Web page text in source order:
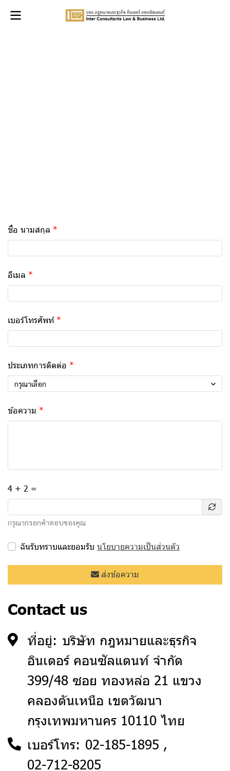
ชื่อ นามสกุล
อีเมล
เบอร์โทรศัพท์
ประเภทการติดต่อ
กรุณาเลือก
ข้อความ
4 + 2 =
กรุณากรอกคำตอบของคุณ
ฉันรับทราบและยอมรับ นโยบายความเป็นส่วนตัว
ส่งข้อความ
Contact us
ที่อยู่: บริษัท กฎหมายและธุรกิจ
อินเตอร์ คอนซัลแตนท์ จำกัด
399/48 ซอย ทองหล่อ 21 แขวง
คลองตันเหนือ เขตวัฒนา
กรุงเทพมหานคร 10110 ไทย
เบอร์โทร: 02-185-1895
02-712-8205